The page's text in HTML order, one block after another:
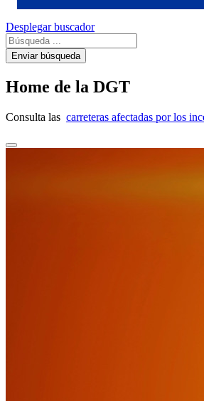
Desplegar buscador
Enviar búsqueda
Home de la DGT
Consulta las carreteras afectadas por los